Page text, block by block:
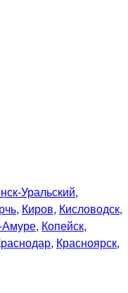
Уральский,
, Киров, Кисловодск,
Амуре, Копейск,
, Красноярск,